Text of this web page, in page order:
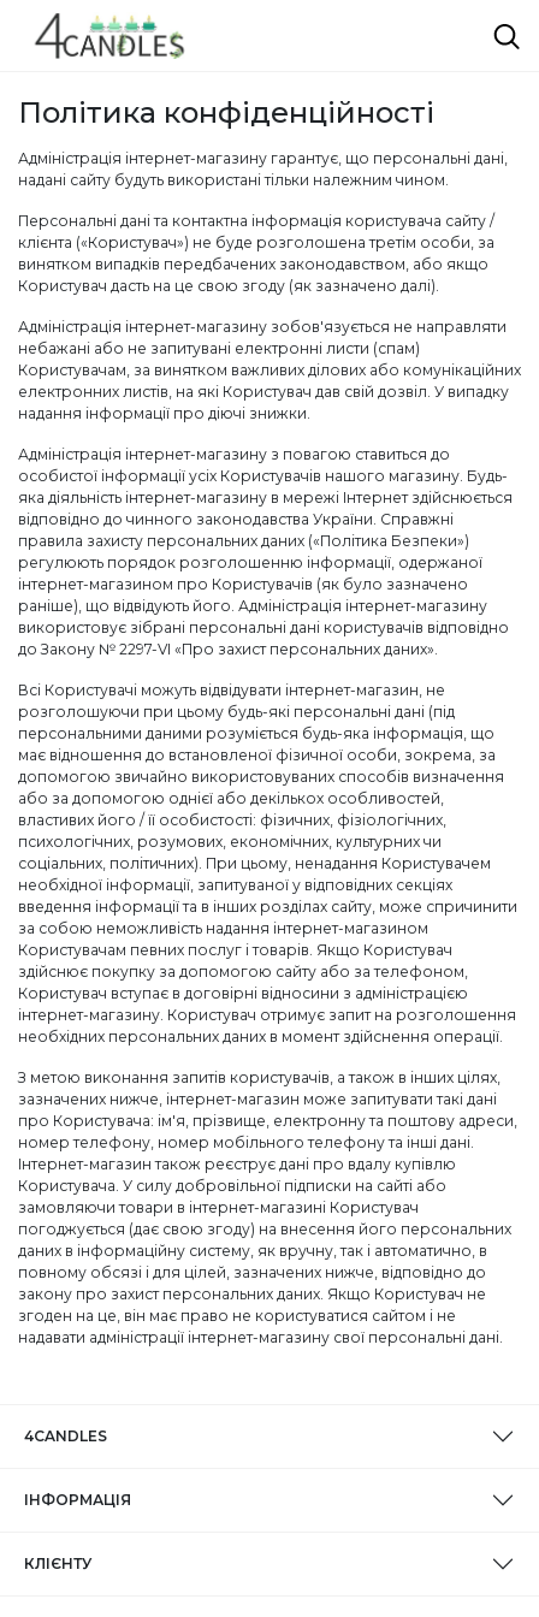
Політика конфіденційності
Адміністрація інтернет-магазину гарантує, що персональні дані,
надані сайту будуть використані тільки належним чином.
Персональні дані та контактна інформація користувача сайту /
клієнта («Користувач») не буде розголошена третім особи, за
винятком випадків передбачених законодавством, або якщо
Користувач дасть на це свою згоду (як зазначено далі).
Адміністрація інтернет-магазину зобов'язується не направляти
небажані або не запитувані електронні листи (спам)
Користувачам, за винятком важливих ділових або комунікаційних
електронних листів, на які Користувач дав свій дозвіл. У випадку
надання інформації про діючі знижки.
Адміністрація інтернет-магазину з повагою ставиться до
особистої інформації усіх Користувачів нашого магазину. Будь-
яка діяльність інтернет-магазину в мережі Інтернет здійснюється
відповідно до чинного законодавства України. Справжні
правила захисту персональних даних («Політика Безпеки»)
регулюють порядок розголошенню інформації, одержаної
інтернет-магазином про Користувачів (як було зазначено
раніше), що відвідують його. Адміністрація інтернет-магазину
використовує зібрані персональні дані користувачів відповідно
до Закону № 2297-VI «Про захист персональних даних».
Всі Користувачі можуть відвідувати інтернет-магазин, не
розголошуючи при цьому будь-які персональні дані (під
персональними даними розуміється будь-яка інформація, що
має відношення до встановленої фізичної особи, зокрема, за
допомогою звичайно використовуваних способів визначення
або за допомогою однієї або декількох особливостей,
властивих його / її особистості: фізичних, фізіологічних,
психологічних, розумових, економічних, культурних чи
соціальних, політичних). При цьому, ненадання Користувачем
необхідної інформації, запитуваної у відповідних секціях
введення інформації та в інших розділах сайту, може спричинити
за собою неможливість надання інтернет-магазином
Користувачам певних послуг і товарів. Якщо Користувач
здійснює покупку за допомогою сайту або за телефоном,
Користувач вступає в договірні відносини з адміністрацією
інтернет-магазину. Користувач отримує запит на розголошення
необхідних персональних даних в момент здійснення операції.
З метою виконання запитів користувачів, а також в інших цілях,
зазначених нижче, інтернет-магазин може запитувати такі дані
про Користувача: ім'я, прізвище, електронну та поштову адреси,
номер телефону, номер мобільного телефону та інші дані.
Інтернет-магазин також реєструє дані про вдалу купівлю
Користувача. У силу добровільної підписки на сайті або
замовляючи товари в інтернет-магазині Користувач
погоджується (дає свою згоду) на внесення його персональних
даних в інформаційну систему, як вручну, так і автоматично, в
повному обсязі і для цілей, зазначених нижче, відповідно до
закону про захист персональних даних. Якщо Користувач не
згоден на це, він має право не користуватися сайтом і не
надавати адміністрації інтернет-магазину свої персональні дані.
4CANDLES
ІНФОРМАЦІЯ
КЛІЄНТУ